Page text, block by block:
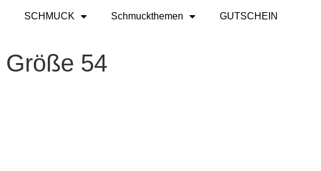
SCHMUCK Schmuckthemen GUTSCHEIN
Größe 54